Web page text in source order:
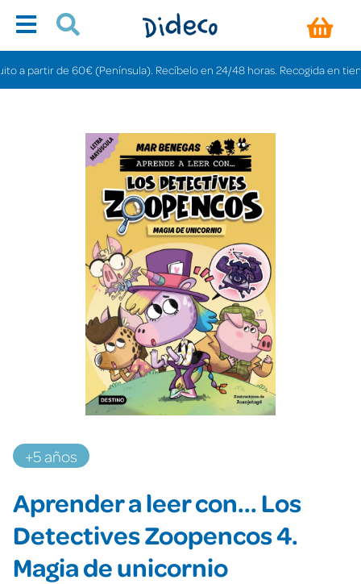
de 60€ (Península). Recíbelo en 24/48 horas. Recogida en tiendas
+5 años
Aprender a leer con... Los
Detectives Zoopencos 4.
Magia de unicornio